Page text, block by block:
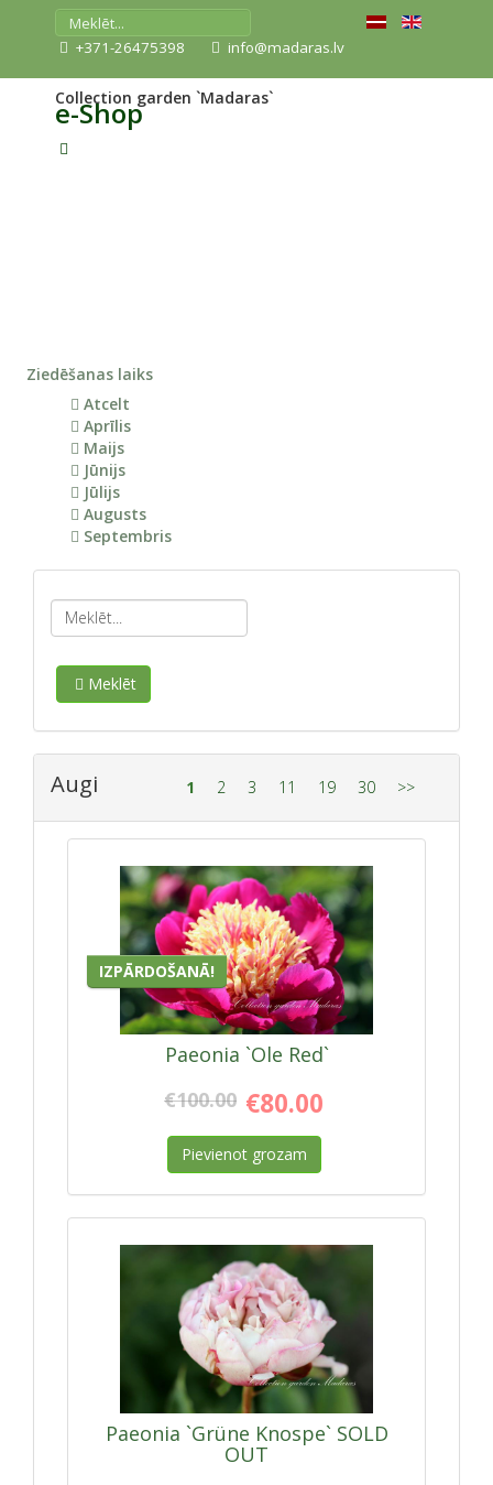
+371-26475398 info@madaras.lv
e-Shop
Collection garden `Madaras`
Ziedēšanas laiks
Atcelt
Aprīlis
Maijs
Jūnijs
Jūlijs
Augusts
Septembris
Meklēt
Augi 1 2 3 11 19 30 >>
IZPĀRDOŠANĀ!
Paeonia `Ole Red`
€100.00 €80.00
Pievienot grozam
Paeonia `Grüne Knospe` SOLD
OUT